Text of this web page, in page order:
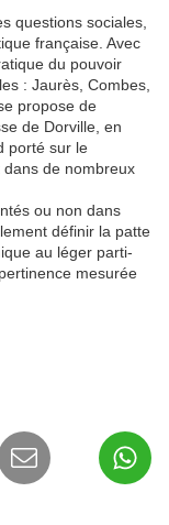
questions sociales,
française. Avec
du pouvoir
: Jaurès, Combes,
propose de
de Dorville, en
porté sur le
dans de nombreux
ou non dans
définir la patte
au léger parti-
mesurée